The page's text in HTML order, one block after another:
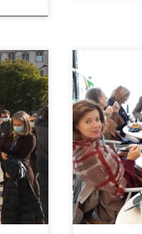
Notre café
d Alfama